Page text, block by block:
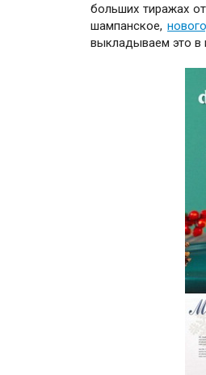
больших тиражах
шампанское,
выкладываем это в